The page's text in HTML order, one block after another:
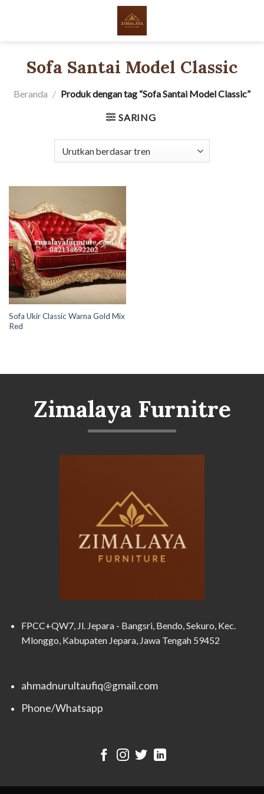
Sofa Santai Model Classic
Beranda / Produk dengan tag “Sofa Santai Model Classic”
SARING
Sofa Ukir Classic Warna Gold Mix
Red
Zimalaya Furnitre
FPCC+QW7, Jl. Jepara - Bangsri, Bendo, Sekuro, Kec.
Mlonggo, Kabupaten Jepara, Jawa Tengah 59452
ahmadnurultaufiq@gmail.com
Phone/Whatsapp